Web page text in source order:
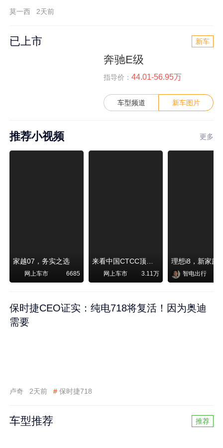
莫一西 2天前
已上市 新车
奔驰E级
指导价： 44.01-56.95万
车型频道 新车图片
推荐小视频 更多
家越07，务实之选
网上车市 6685 网上车市 3.11万 智电出行
保时捷CEO证实：纯电718将复活！因为奥迪
需要
卢奇 2天前 # 保时捷718
车型推荐 推荐